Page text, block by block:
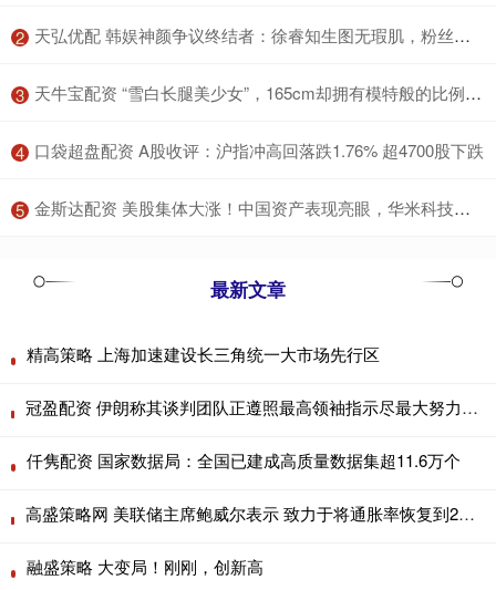
2 ​天弘优配 韩娱神颜争议终结者：徐睿知生图无瑕肌，粉丝呼自带美颜_YeaJi_高文英_卢秀英
3 ​天牛宝配资 “雪白长腿美少女”，165cm却拥有模特般的比例，樱若菜！_团体_曾以_偶像
4 ​口袋超盘配资 A股收评：沪指冲高回落跌1.76% 超4700股下跌
5 ​金斯达配资 美股集体大涨！中国资产表现亮眼，华米科技一度涨超48%
最新文章
精高策略 上海加速建设长三角统一大市场先行区
冠盈配资 伊朗称其谈判团队正遵照最高领袖指示尽最大努力进行外交斡旋
仟隽配资 国家数据局：全国已建成高质量数据集超11.6万个
高盛策略网 美联储主席鲍威尔表示 致力于将通胀率恢复到2% 努力实现2%的通胀目标可能代价高昂
融盛策略 大变局！刚刚，创新高